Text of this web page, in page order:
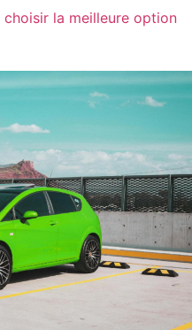
choisir la meilleure option